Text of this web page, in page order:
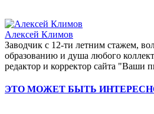
Алексей Климов
Заводчик c 12-ти летним стажем,
образованию и душа любого
редактор и корректор сайта "Ваши
ЭТО МОЖЕТ БЫТЬ